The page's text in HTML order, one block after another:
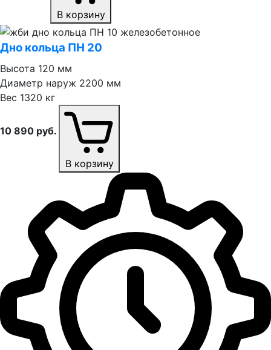
В корзину
Дно кольца ПН 20
Высота 120 мм
Диаметр наруж 2200 мм
Вес 1320 кг
10 890 руб.
В корзину